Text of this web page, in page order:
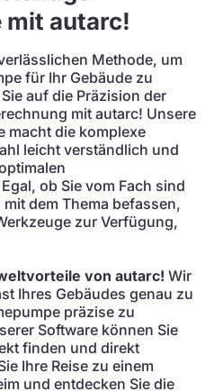
mit autarc!
Methode, um
für Ihr Gebäude zu
auf die Präzision der
mit autarc! Unsere
macht die komplexe
leicht verständlich und
ob Sie vom Fach sind
dem Thema befassen,
zur Verfügung,
von autarc! Wir
Ihres Gebäudes genau zu
präzise zu
Software können Sie
finden und direkt
Ihre Reise zu einem
und entdecken Sie die